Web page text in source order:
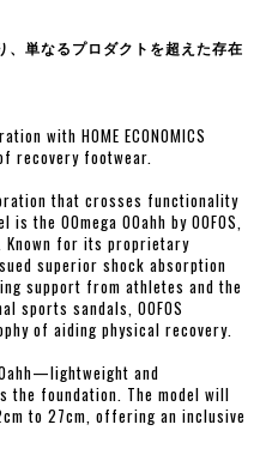
、単なるプロダクトを超えた存在
with HOME ECONOMICS
of recovery footwear.
that crosses functionality
the OOmega OOahh by OOFOS,
Known for its proprietary
superior shock absorption
support from athletes and the
sports sandals, OOFOS
of aiding physical recovery.
and
foundation. The model will
to 27cm, offering an inclusive